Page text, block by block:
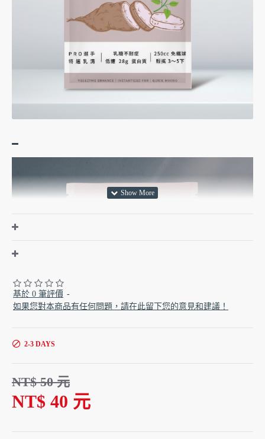
基於 0 筆評價 -
如果您對本商品有任何問題，請在此留下您的意見和建議！
NT$ 40 元
NT$ 50 元
2-3 DAYS